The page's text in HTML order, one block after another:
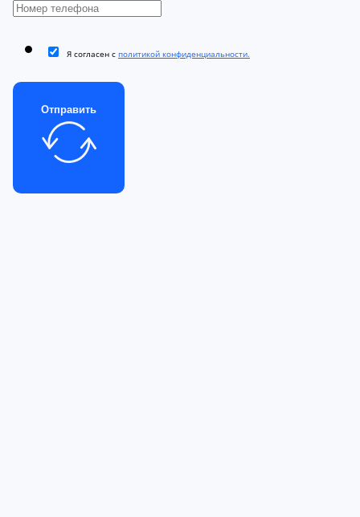
Я согласен с политикой конфиденциальности.
Отправить